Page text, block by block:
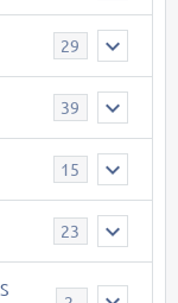
29
39
15
23